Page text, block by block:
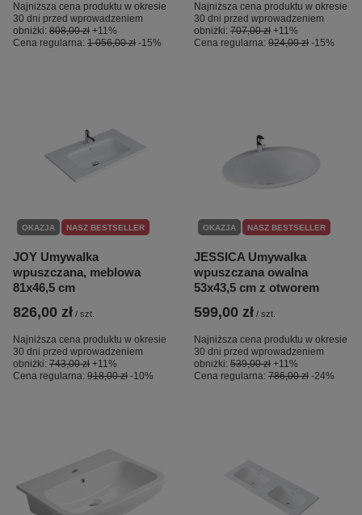
Najniższa cena produktu w okresie
30 dni przed wprowadzeniem
obniżki: 808,00 zł +11%
Cena regularna: 1 056,00 zł -15%
Najniższa cena produktu w okresie
30 dni przed wprowadzeniem
obniżki: 707,00 zł +11%
Cena regularna: 924,00 zł -15%
OKAZJA NASZ BESTSELLER
JOY Umywalka
wpuszczana, meblowa
81x46,5 cm
826,00 zł / szt.
Najniższa cena produktu w okresie
30 dni przed wprowadzeniem
obniżki: 743,00 zł +11%
Cena regularna: 918,00 zł -10%
OKAZJA NASZ BESTSELLER
JESSICA Umywalka
wpuszczana owalna
53x43,5 cm z otworem
599,00 zł / szt.
Najniższa cena produktu w okresie
30 dni przed wprowadzeniem
obniżki: 539,00 zł +11%
Cena regularna: 786,00 zł -24%